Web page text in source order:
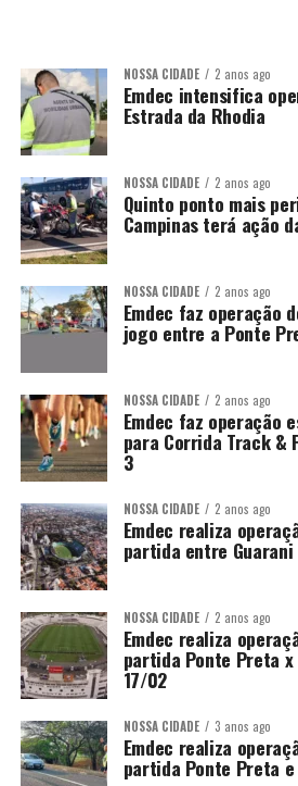
NOSSA CIDADE 2 anos ago
Emdec intensifica
Estrada da Rhodia
NOSSA CIDADE 2 anos ago
Quinto ponto mais
Campinas terá ação
NOSSA CIDADE 2 anos ago
Emdec faz operação
jogo entre a Ponte
NOSSA CIDADE 2 anos ago
Emdec faz operação
para Corrida Track &
3
NOSSA CIDADE 2 anos ago
Emdec realiza
partida entre Guarani
NOSSA CIDADE 2 anos ago
Emdec realiza
partida Ponte Preta
17/02
NOSSA CIDADE 3 anos ago
Emdec realiza
partida Ponte Preta e